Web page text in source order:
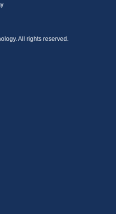
All rights reserved.